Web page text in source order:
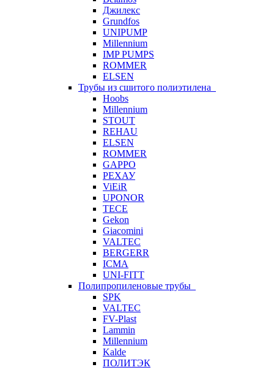
Джилекс
Grundfos
UNIPUMP
Millennium
IMP PUMPS
ROMMER
ELSEN
Трубы из сшитого полиэтилена
Hoobs
Millennium
STOUT
REHAU
ELSEN
ROMMER
GAPPO
РЕХАУ
ViEiR
UPONOR
TECE
Gekon
Giacomini
VALTEC
BERGERR
ICMA
UNI-FITT
Полипропиленовые трубы
SPK
VALTEC
FV-Plast
Lammin
Millennium
Kalde
ПОЛИТЭК